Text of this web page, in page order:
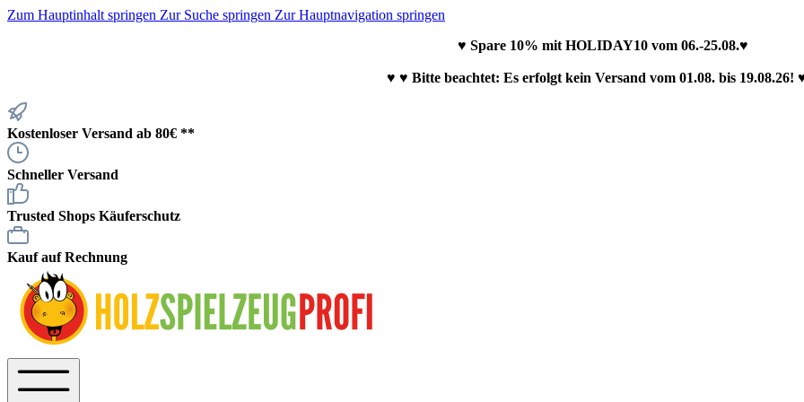
Zum Hauptinhalt springen Zur Suche springen Zur Hauptnavigation springen
♥ Spare 10% mit HOLIDAY10 vom 06.-25.08.♥
♥ ♥ Bitte beachtet: Es erfolgt kein Versand vom 01.08. bis 19.08.26!
Kostenloser Versand ab 80€ **
Schneller Versand
Trusted Shops Käuferschutz
Kauf auf Rechnung